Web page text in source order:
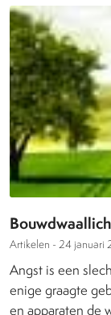
Artikelen - 24 januari
Angst is een
enige graagte
en apparaten de